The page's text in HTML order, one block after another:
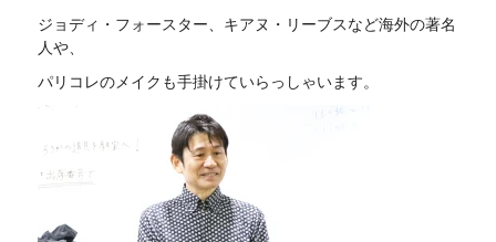
ジョディ・フォースター、キアヌ・リーブスなど海外の著名
人や、
パリコレのメイクも手掛けていらっしゃいます。